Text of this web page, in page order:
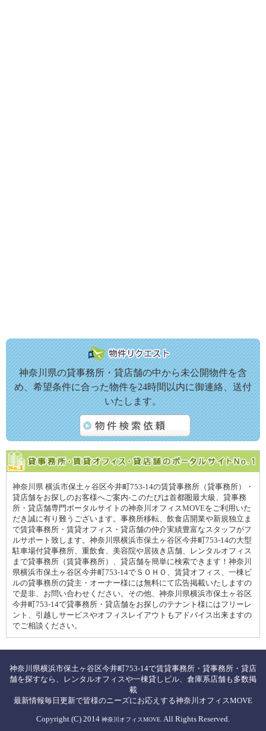
神奈川県の貸事務所・貸店舗の中から未公開物件を含
め、希望条件に合った物件を24時間以内に御連絡、送付
いたします。
神奈川県 横浜市保土ヶ谷区今井町753-14の賃貸事務所（貸事務所）・
貸店舗をお探しのお客様へご案内-このたびは首都圏最大級、貸事務
所・貸店舗専門ポータルサイトの神奈川オフィスMOVEをご利用いた
だき誠に有り難うございます。事務所移転、飲食店開業や新規独立ま
で賃貸事務所・賃貸オフィス・貸店舗の仲介実績豊富なスタッフがフ
ルサポート致します。神奈川県横浜市保土ヶ谷区今井町753-14の大型
駐車場付貸事務所、重飲食、美容院や居抜き店舗、レンタルオフィス
まで貸事務所（賃貸事務所）、貸店舗を簡単に検索できます！神奈川
県横浜市保土ヶ谷区今井町753-14でＳＯＨＯ、賃貸オフィス、一棟ビ
ルの貸事務所の貸主・オーナー様には無料にて広告掲載いたしますの
で是非、お問い合わせください。その他、神奈川県横浜市保土ヶ谷区
今井町753-14で貸事務所・貸店舗をお探しのテナント様にはフリーレ
ント、引越しサービスやオフィスレイアウトもアドバイス出来ますの
でご相談ください。
神奈川県横浜市保土ヶ谷区今井町753-14で賃貸事務所・貸事務所・貸店
舗を探すなら、レンタルオフィスや一棟貸しビル、倉庫系店舗も多数掲
載
最新情報毎日更新で皆様のニーズにお応えする神奈川オフィスMOVE
Copyright (C) 2014 神奈川オフィスMOVE. All Rights Reserved.